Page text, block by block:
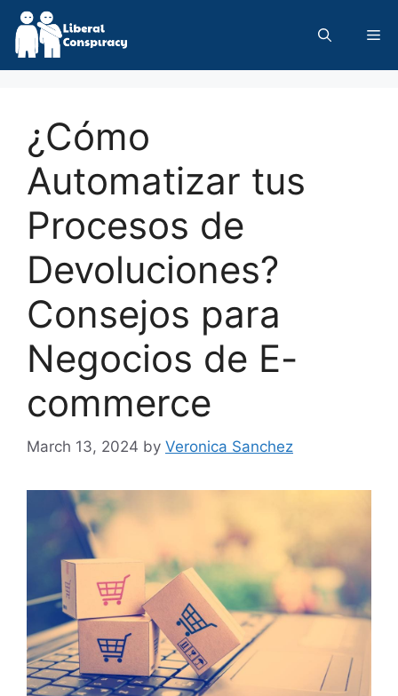
Skip
content
¿Cómo
Automatizar tus
Procesos de
Devoluciones?
Consejos para
Negocios de E-
commerce
March 13, 2024 by Veronica Sanchez